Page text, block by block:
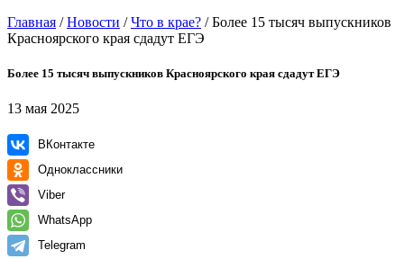
Главная /Новости /Что в крае? /Более 15 тысяч выпускников
Красноярского края сдадут ЕГЭ
Более 15 тысяч выпускников Красноярского края сдадут ЕГЭ
13 мая 2025
ВКонтакте
Одноклассники
Viber
WhatsApp
Telegram